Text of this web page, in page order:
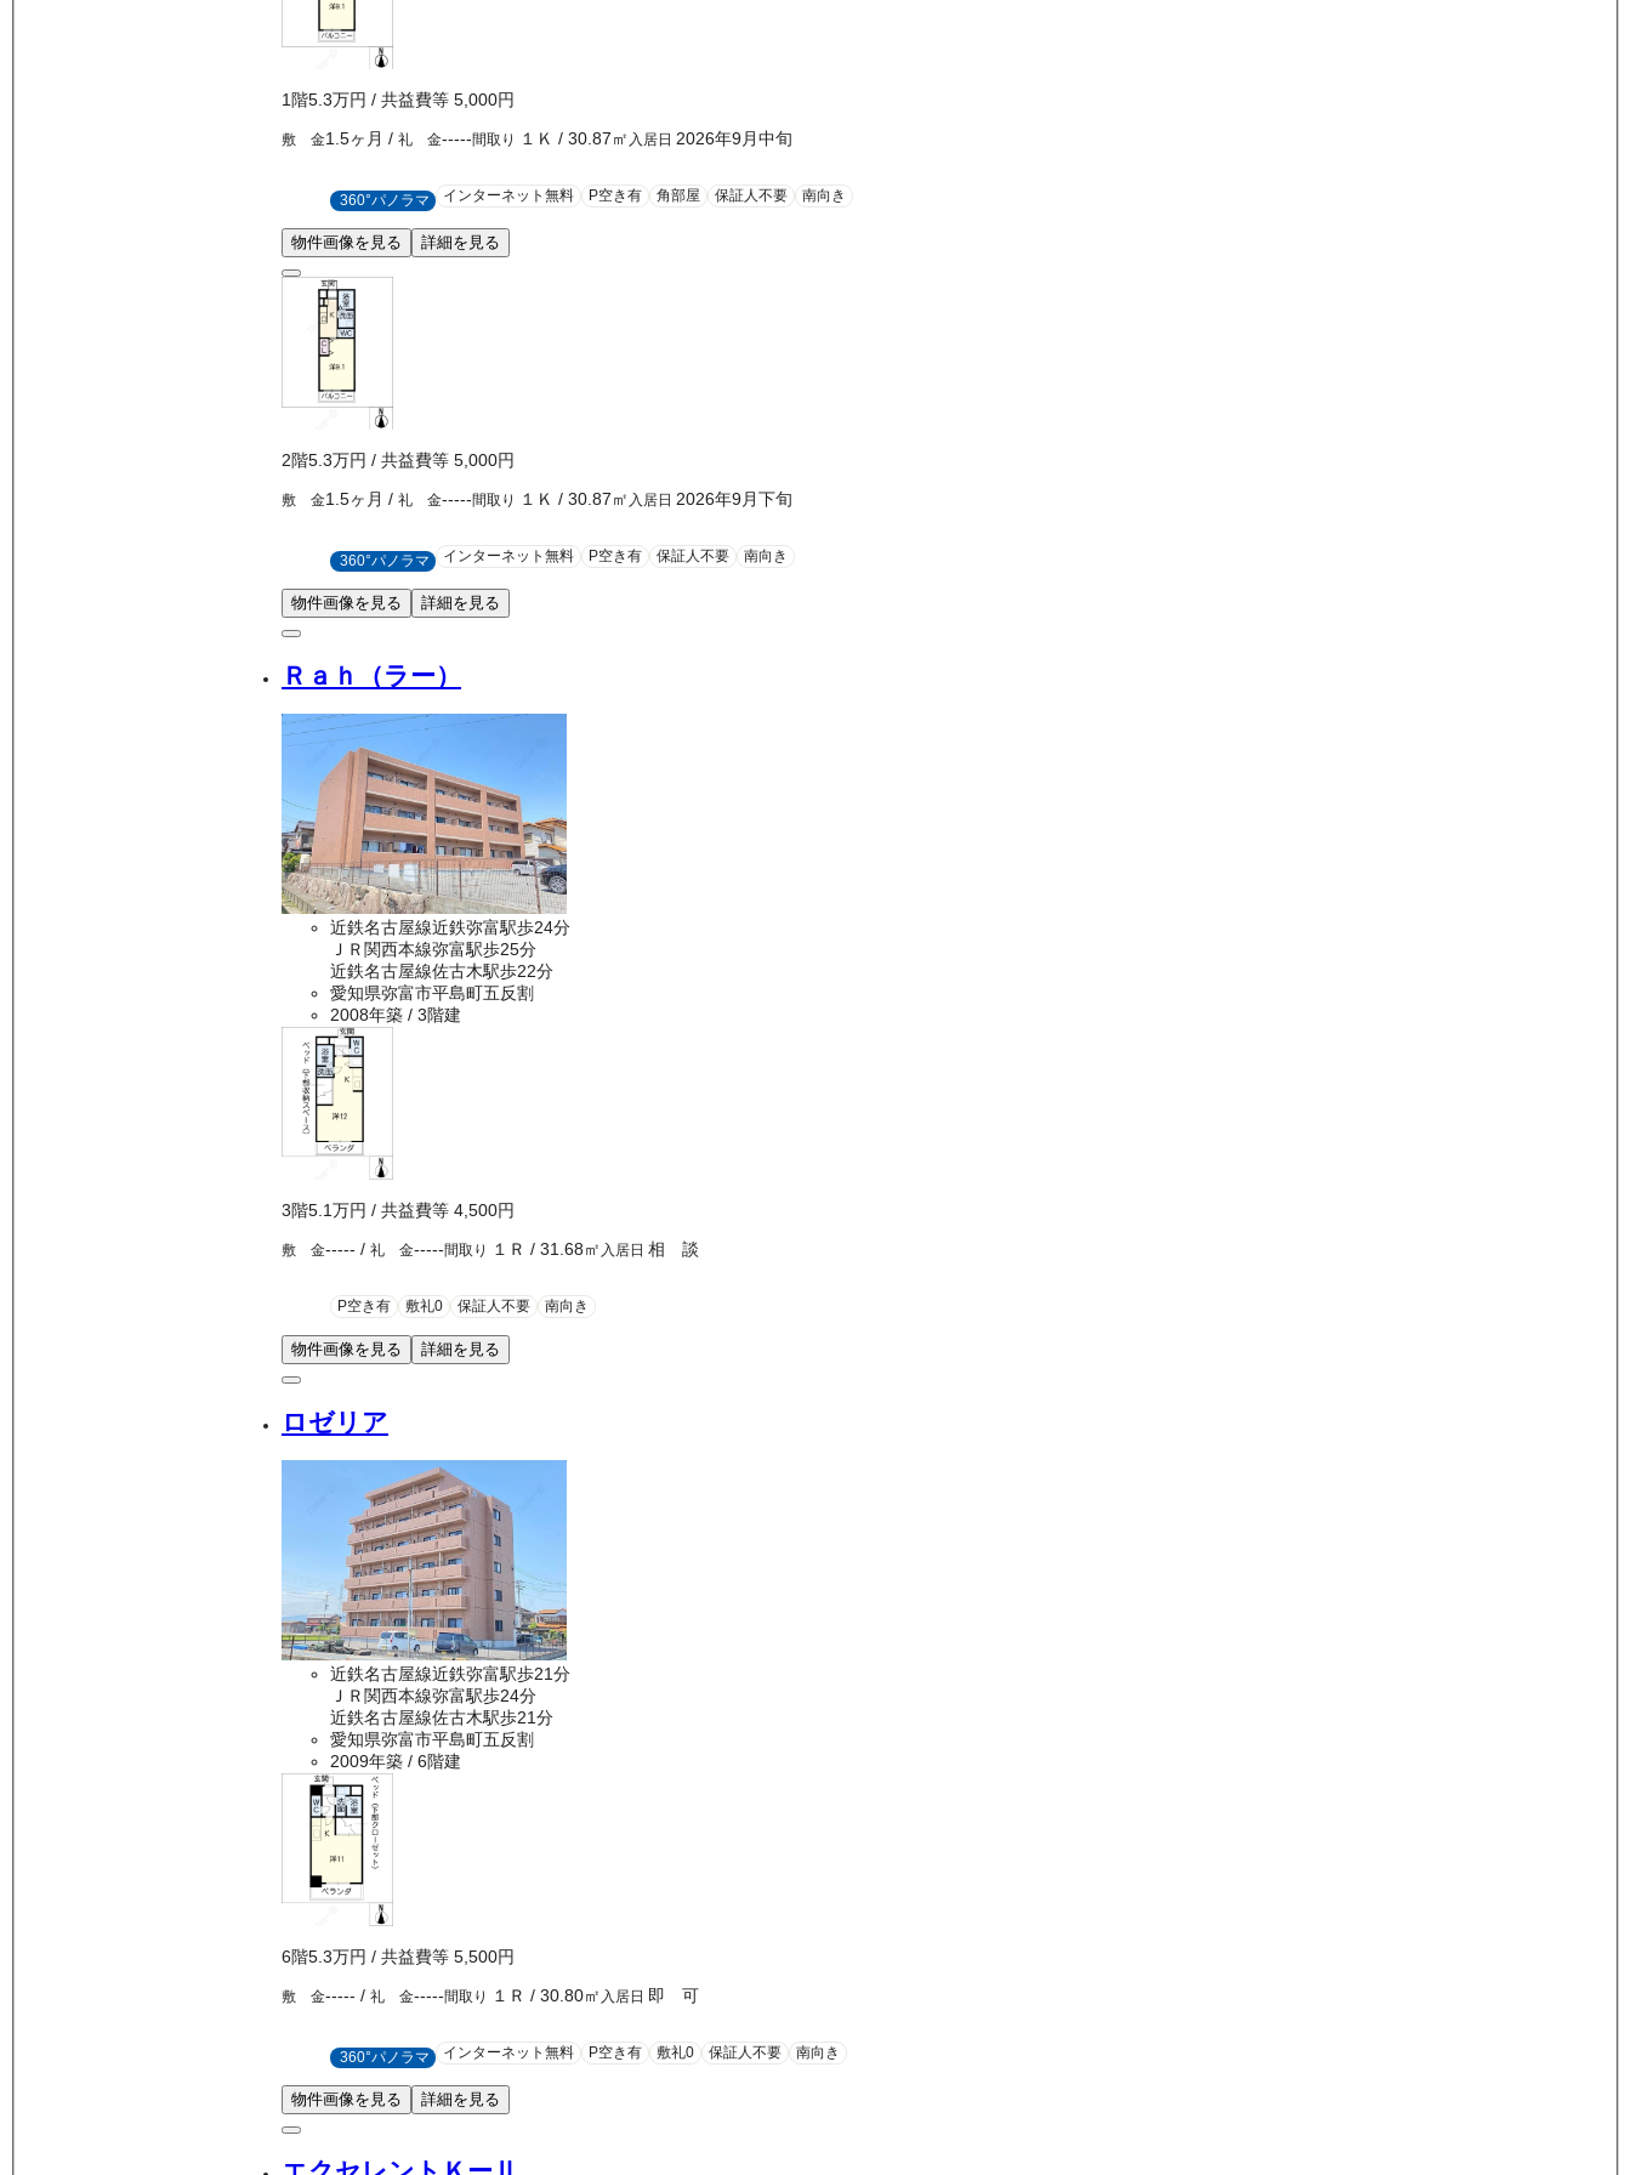
1階5.3万円 / 共益費等 5,000円
敷 金1.5ヶ月 / 礼 金-----間取り １Ｋ / 30.87㎡ 入居日 2026年9月中旬
360°パノラマ インターネット無料 P空き有 角部屋 保証人不要 南向き
物件画像を見る 詳細を見る
2階5.3万円 / 共益費等 5,000円
敷 金1.5ヶ月 / 礼 金-----間取り １Ｋ / 30.87㎡ 入居日 2026年9月下旬
360°パノラマ インターネット無料 P空き有 保証人不要 南向き
物件画像を見る 詳細を見る
Ｒａｈ（ラー）
近鉄名古屋線近鉄弥富駅歩24分
ＪＲ関西本線弥富駅歩25分
近鉄名古屋線佐古木駅歩22分
愛知県弥富市平島町五反割
2008年築 / 3階建
3階5.1万円 / 共益費等 4,500円
敷 金----- / 礼 金-----間取り １Ｒ / 31.68㎡ 入居日 相 談
P空き有 敷礼0 保証人不要 南向き
物件画像を見る 詳細を見る
ロゼリア
近鉄名古屋線近鉄弥富駅歩21分
ＪＲ関西本線弥富駅歩24分
近鉄名古屋線佐古木駅歩21分
愛知県弥富市平島町五反割
2009年築 / 6階建
6階5.3万円 / 共益費等 5,500円
敷 金----- / 礼 金-----間取り １Ｒ / 30.80㎡ 入居日 即 可
360°パノラマ インターネット無料 P空き有 敷礼0 保証人不要 南向き
物件画像を見る 詳細を見る